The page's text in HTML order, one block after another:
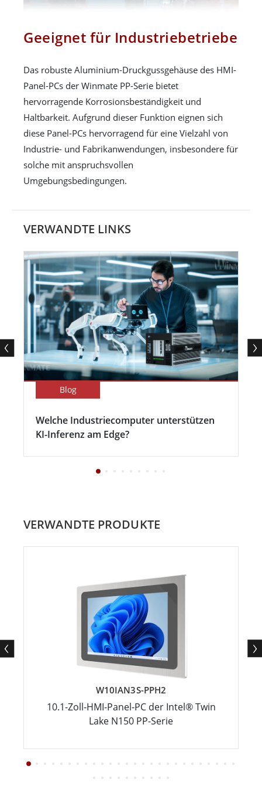
Geeignet für Industriebetriebe
Das robuste Aluminium-Druckgussgehäuse des HMI-
Panel-PCs der Winmate PP-Serie bietet
hervorragende Korrosionsbeständigkeit und
Haltbarkeit. Aufgrund dieser Funktion eignen sich
diese Panel-PCs hervorragend für eine Vielzahl von
Industrie- und Fabrikanwendungen, insbesondere für
solche mit anspruchsvollen
Umgebungsbedingungen.
VERWANDTE LINKS
Blog
Welche Industriecomputer unterstützen
KI-Inferenz am Edge?
VERWANDTE PRODUKTE
W10IAN3S-PPH2
10.1-Zoll-HMI-Panel-PC der Intel® Twin
Lake N150 PP-Serie